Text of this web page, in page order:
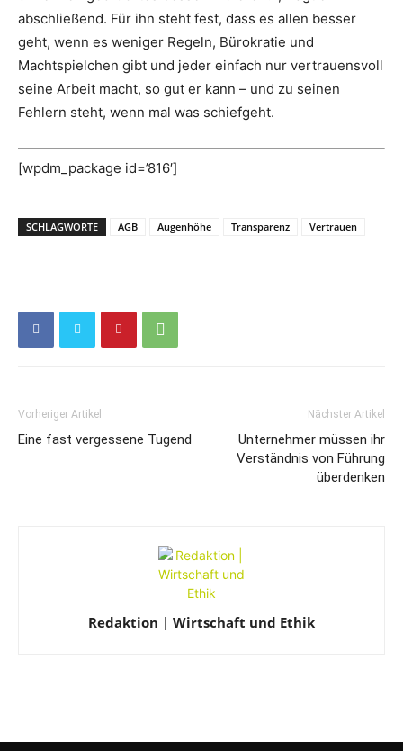
abschließend. Für ihn steht fest, dass es allen besser
geht, wenn es weniger Regeln, Bürokratie und
Machtspielchen gibt und jeder einfach nur vertrauensvoll
seine Arbeit macht, so gut er kann – und zu seinen
Fehlern steht, wenn mal was schiefgeht.
[wpdm_package id=’816′]
SCHLAGWORTE AGB Augenhöhe Transparenz Vertrauen
Vorheriger Artikel
Eine fast vergessene Tugend
Nächster Artikel
Unternehmer müssen ihr
Verständnis von Führung
überdenken
Redaktion | Wirtschaft und Ethik